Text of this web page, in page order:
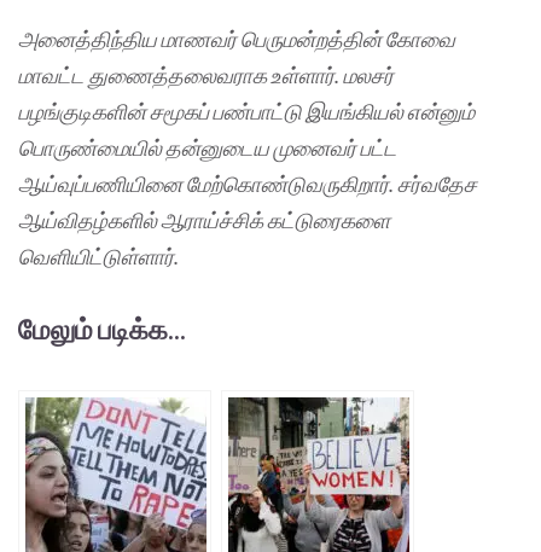
அனைத்திந்திய மாணவர் பெருமன்றத்தின் கோவை
மாவட்ட துணைத்தலைவராக உள்ளார். மலசர்
பழங்குடிகளின் சமூகப் பண்பாட்டு இயங்கியல் என்னும்
பொருண்மையில் தன்னுடைய முனைவர் பட்ட
ஆய்வுப்பணியினை மேற்கொண்டுவருகிறார். சர்வதேச
ஆய்விதழ்களில் ஆராய்ச்சிக் கட்டுரைகளை
வெளியிட்டுள்ளார்.
மேலும் படிக்க...